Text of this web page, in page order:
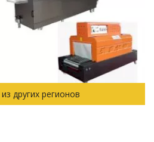
других регионов